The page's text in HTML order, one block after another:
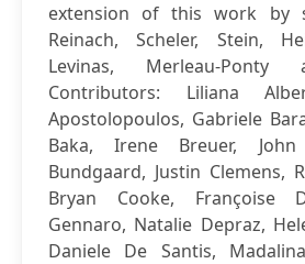
extension of this work by
Reinach, Scheler, Stein,
Levinas, Merleau-Ponty
Contributors: Liliana
Apostolopoulos, Gabriele
Baka, Irene Breuer,
Bundgaard, Justin Clemens,
Bryan Cooke, Françoise
Gennaro, Natalie Depraz,
Daniele De Santis,